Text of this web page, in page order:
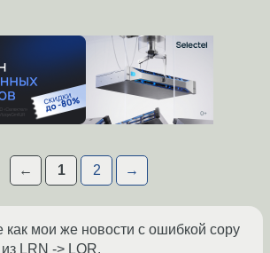
← 1 2 →
как мои же новости с ошибкой copy
LRN -> LOR.